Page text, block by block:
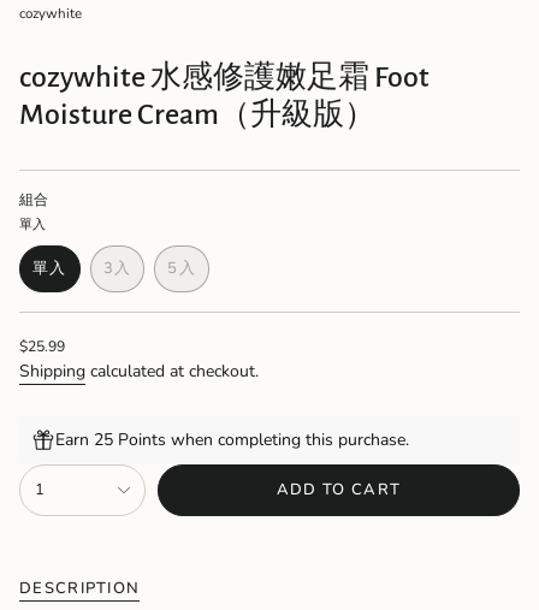
cozywhite
cozywhite 水感修護嫩足霜 Foot
Moisture Cream（升級版）
組合
單入
單入
VARIANT
SOLD
OR
UNAVAILABLE
3入
VARIANT
SOLD
UNAVAILABLE
5入
VARIANT
SOLD
UNAVAILABLE
Regular
price
$25.99
Shipping calculated at checkout.
Earn 25 Points when completing this purchase.
{"in_cart_html"=>"
<span
class=\"quantity-
quantity
1 ADD TO CART
DESCRIPTION